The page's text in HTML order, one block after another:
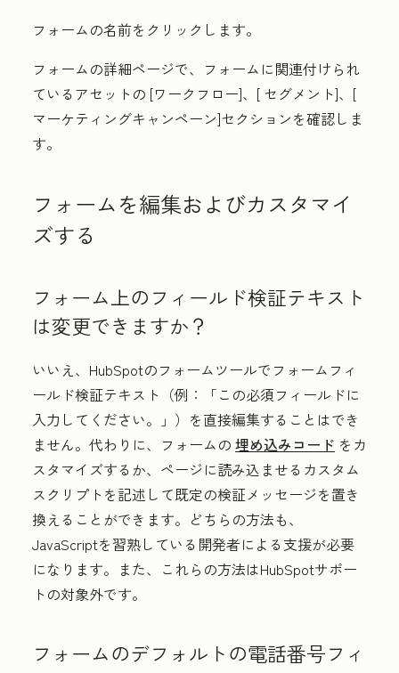
フォームの名前をクリックします。
フォームの詳細ページで、フォームに関連付けられ
ているアセットの [ワークフロー]、[ セグメント]、[
マーケティングキャンペーン]セクションを確認しま
す。
フォームを編集およびカスタマイ
ズする
フォーム上のフィールド検証テキスト
は変更できますか？
いいえ、HubSpotのフォームツールでフォームフィ
ールド検証テキスト（例：「この必須フィールドに
入力してください。」）を直接編集することはでき
ません。代わりに、フォームの 埋め込みコード をカ
スタマイズするか、ページに読み込ませるカスタム
スクリプトを記述して既定の検証メッセージを置き
換えることができます。どちらの方法も、
JavaScriptを習熟している開発者による支援が必要
になります。また、これらの方法はHubSpotサポー
トの対象外です。
フォームのデフォルトの電話番号フィ